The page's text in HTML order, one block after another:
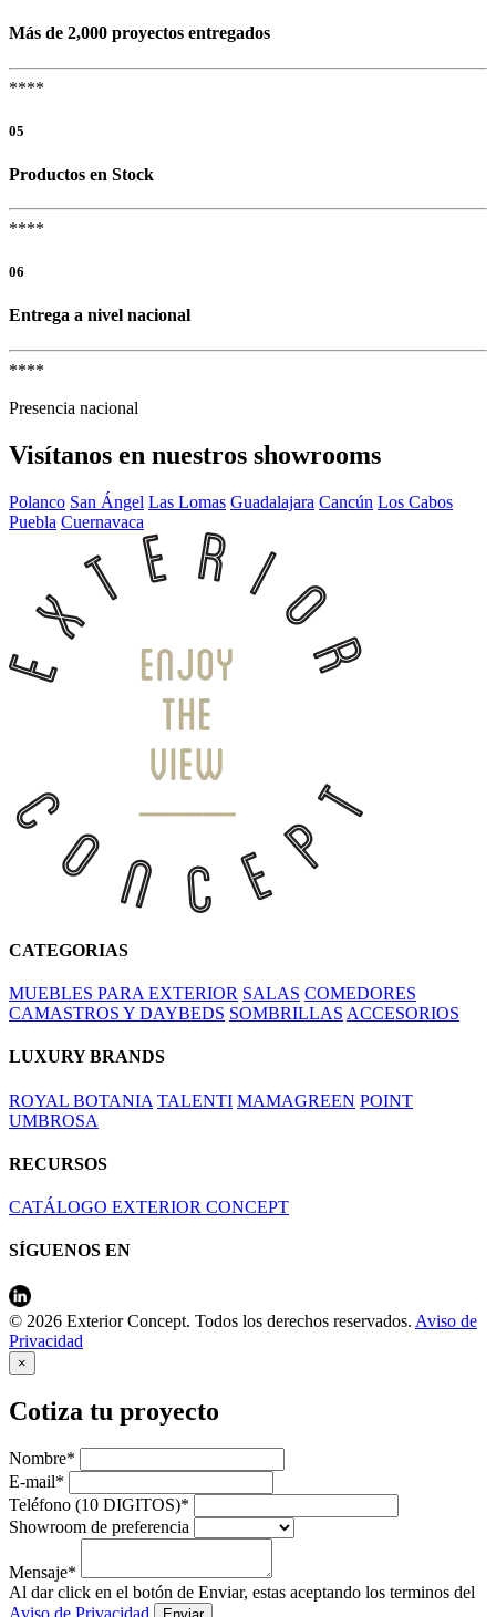
Más de 2,000 proyectos entregados
****
05
Productos en Stock
****
06
Entrega a nivel nacional
****
Presencia nacional
Visítanos en nuestros showrooms
Polanco San Ángel Las Lomas Guadalajara Cancún Los Cabos
Puebla Cuernavaca
CATEGORIAS
MUEBLES PARA EXTERIOR SALAS COMEDORES
CAMASTROS Y DAYBEDS SOMBRILLAS ACCESORIOS
LUXURY BRANDS
ROYAL BOTANIA TALENTI MAMAGREEN POINT
UMBROSA
RECURSOS
CATÁLOGO EXTERIOR CONCEPT
SÍGUENOS EN
© 2026 Exterior Concept. Todos los derechos reservados. Aviso de
Privacidad
×
Cotiza tu proyecto
Nombre*
E-mail*
Teléfono (10 DIGITOS)*
Showroom de preferencia
Mensaje*
Al dar click en el botón de Enviar, estas aceptando los terminos del